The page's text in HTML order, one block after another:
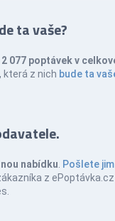
ta vaše?
077 poptávek v
která z nich bude ta
nabídku Pošlete jim
z ePoptávka.cz